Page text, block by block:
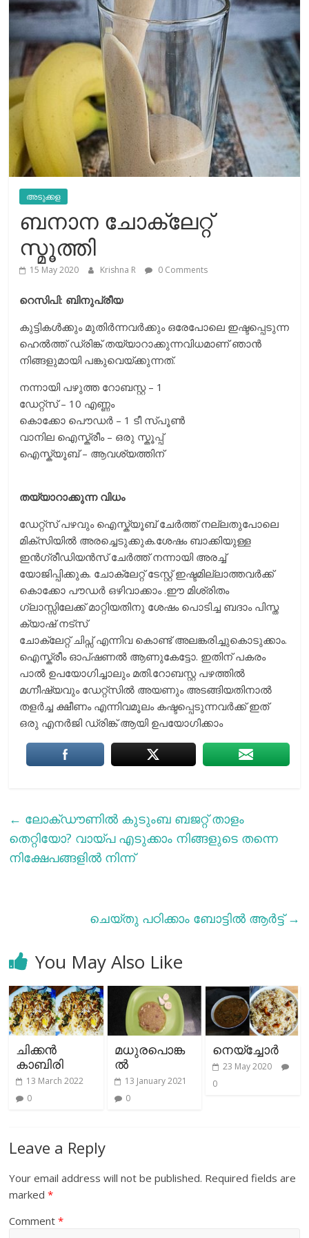
അടുക്കള
ബനാന ചോക്ലേറ്റ്
സ്മൂത്തി
15 May 2020 Krishna R 0 Comments
റെസിപി: ബിനുപ്രീയ
കുട്ടികൾക്കും മുതിർന്നവർക്കും ഒരേപോലെ ഇഷ്ടപ്പെടുന്ന
ഹെല്‍ത്ത് ഡ്രിങ്ക് തയ്യാറാക്കുന്നവിധമാണ് ഞാന്‍
നിങ്ങളുമായി പങ്കുവെയ്ക്കുന്നത്.
നന്നായി പഴുത്ത റോബസ്റ്റ – 1
ഡേറ്റ്സ് – 10 എണ്ണം
കൊക്കോ പൌഡര്‍ – 1 ടീ സ്പൂണ്‍
വാനില ഐസ്ക്രീം – ഒരു സ്കൂപ്പ്
ഐസ്ക്യൂബ് – ആവശ്യത്തിന്
തയ്യാറാക്കുന്ന വിധം
ഡേറ്റ്സ് പഴവും ഐസ്ക്യൂബ് ചേർത്ത് നല്ലതുപോലെ
മിക്സിയില്‍ അരച്ചെടുക്കുക.ശേഷം ബാക്കിയുള്ള
ഇൻഗ്രീഡിയൻസ് ചേർത്ത് നന്നായി അരച്ച്
യോജിപ്പിക്കുക. ചോക്ലേറ്റ് ടേസ്റ്റ് ഇഷ്ടമില്ലാത്തവർക്ക്
കൊക്കോ പൗഡർ ഒഴിവാക്കാം .ഈ മിശ്രിതം
ഗ്ലാസ്സിലേക്ക് മാറ്റിയതിനു ശേഷം പൊടിച്ച ബദാം പിസ്ത
ക്യാഷ് നട്സ്
ചോക്ലേറ്റ് ചിപ്സ് എന്നിവ കൊണ്ട് അലങ്കരിച്ചുകൊടുക്കാം.
ഐസ്ക്രീം ഓപ്ഷണല്‍ ആണുകേട്ടോ. ഇതിന് പകരം
പാല്‍ ഉപയോഗിച്ചാലും മതി.റോബസ്റ്റ പഴത്തിൽ
മഗ്നീഷ്യവും ഡേറ്റ്സില്‍ അയണും അടങ്ങിയതിനാൽ
തളർച്ച ക്ഷീണം എന്നിവമൂലം കഷ്ടപ്പെടുന്നവർക്ക് ഇത്
ഒരു എനർജി ഡ്രിങ്ക് ആയി ഉപയോഗിക്കാം
← ലോക്ഡൗണില്‍ കുടുംബ ബജറ്റ് താളം
തെറ്റിയോ? വായ്പ എടുക്കാം നിങ്ങളുടെ തന്നെ
നിക്ഷേപങ്ങളില്‍ നിന്ന്
ചെയ്തു പഠിക്കാം ബോട്ടില്‍ ആര്‍ട്ട്→
You May Also Like
ചിക്കൻ
കാബിരി
13 March 2022
0
മധുരപൊങ്ക
ല്‍
13 January 2021
0
നെയ്‌ച്ചോര്‍
23 May 2020
0
Leave a Reply
Your email address will not be published. Required fields are
marked*
Comment*